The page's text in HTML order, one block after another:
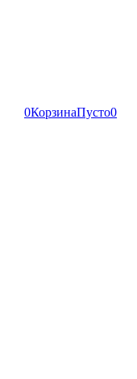
0КорзинаПусто0